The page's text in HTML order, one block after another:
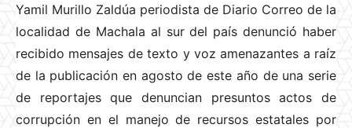
Yamil Murillo Zaldúa periodista de Diario Correo de la
localidad de Machala al sur del país denunció haber
recibido mensajes de texto y voz amenazantes a raíz
de la publicación en agosto de este año de una serie
de reportajes que denuncian presuntos actos de
corrupción en el manejo de recursos estatales por